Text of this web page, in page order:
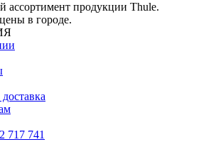
ассортимент продукции Thule.
в городе.
717 741